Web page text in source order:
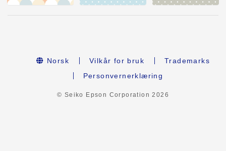
Norsk Vilkår for bruk
Trademarks
Personvernerklæring
© Seiko Epson Corporation2026